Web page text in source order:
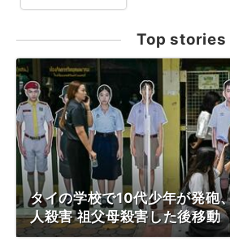
Top stories
タイの学校で10代少年が発砲
人殺害 祖父母殺害した後移動